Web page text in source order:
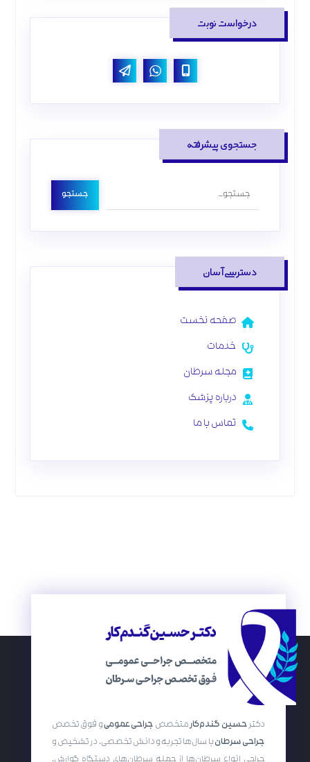
درخواست نوبت
جستجوی پیشرفته
جستجو
دسترسی آسان
صفحه نخست
خدمات
مجله سرطان
درباره پزشک
تماس با ما
دکترحسین گندم‌کارمتخصص جراحی عمومیو فوق تخصص
جراحی سرطانبا سال‌ها تجربه و دانش تخصصی، در تشخیص و